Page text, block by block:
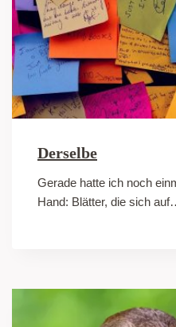
Derselbe
Gerade hatte ich noch
Hand: Blätter, die sich